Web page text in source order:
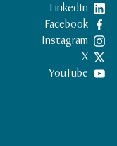
LinkedIn
‎Facebook‏
‎Instagram‏
X
YouTube